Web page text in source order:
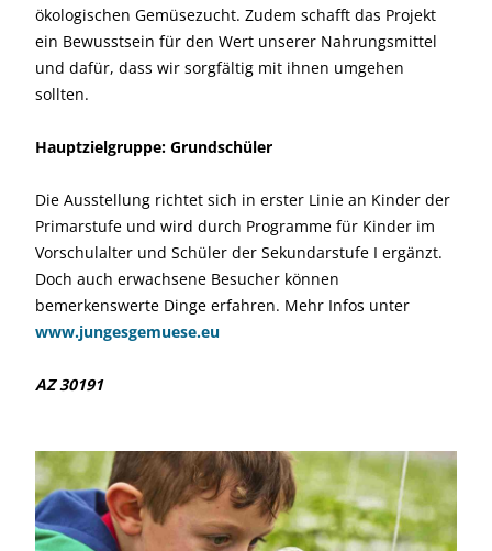
ökologischen Gemüsezucht. Zudem schafft das Projekt
ein Bewusstsein für den Wert unserer Nahrungsmittel
und dafür, dass wir sorgfältig mit ihnen umgehen
sollten.
Hauptzielgruppe: Grundschüler
Die Ausstellung richtet sich in erster Linie an Kinder der
Primarstufe und wird durch Programme für Kinder im
Vorschulalter und Schüler der Sekundarstufe I ergänzt.
Doch auch erwachsene Besucher können
bemerkenswerte Dinge erfahren. Mehr Infos unter
www.jungesgemuese.eu
AZ 30191